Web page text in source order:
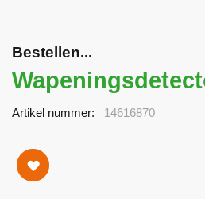
Bestellen...
Artikel nummer 14616870